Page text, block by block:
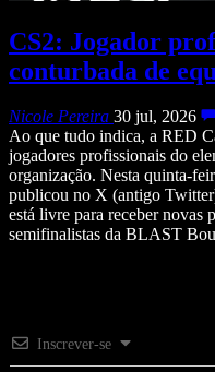
CS2: Jogador
conturbada de
Nicole Pereira 30 jul, 2026
Ao que tudo indica, a RED
jogadores profissionais do
organização. Nesta quinta-
publicou no X (antigo
está livre para receber novas
semifinalistas da BLAST
Inscrever-se